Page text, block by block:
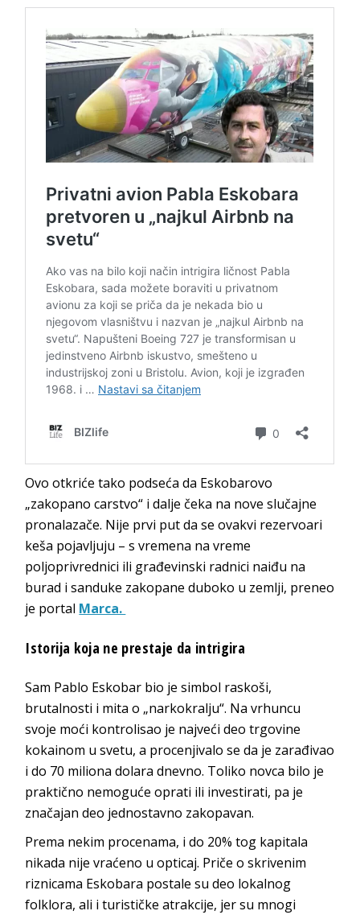
Ovo otkriće tako podseća da Eskobarovo
„zakopano carstvo“ i dalje čeka na nove slučajne
pronalazače. Nije prvi put da se ovakvi rezervoari
keša pojavljuju – s vremena na vreme
poljoprivrednici ili građevinski radnici naiđu na
burad i sanduke zakopane duboko u zemlji, preneo
je portal Marca.
Istorija koja ne prestaje da intrigira
Sam Pablo Eskobar bio je simbol raskoši,
brutalnosti i mita o „narkokralju“. Na vrhuncu
svoje moći kontrolisao je najveći deo trgovine
kokainom u svetu, a procenjivalo se da je zarađivao
i do 70 miliona dolara dnevno. Toliko novca bilo je
praktično nemoguće oprati ili investirati, pa je
značajan deo jednostavno zakopavan.
Prema nekim procenama, i do 20% tog kapitala
nikada nije vraćeno u opticaj. Priče o skrivenim
riznicama Eskobara postale su deo lokalnog
folklora, ali i turističke atrakcije, jer su mnogi